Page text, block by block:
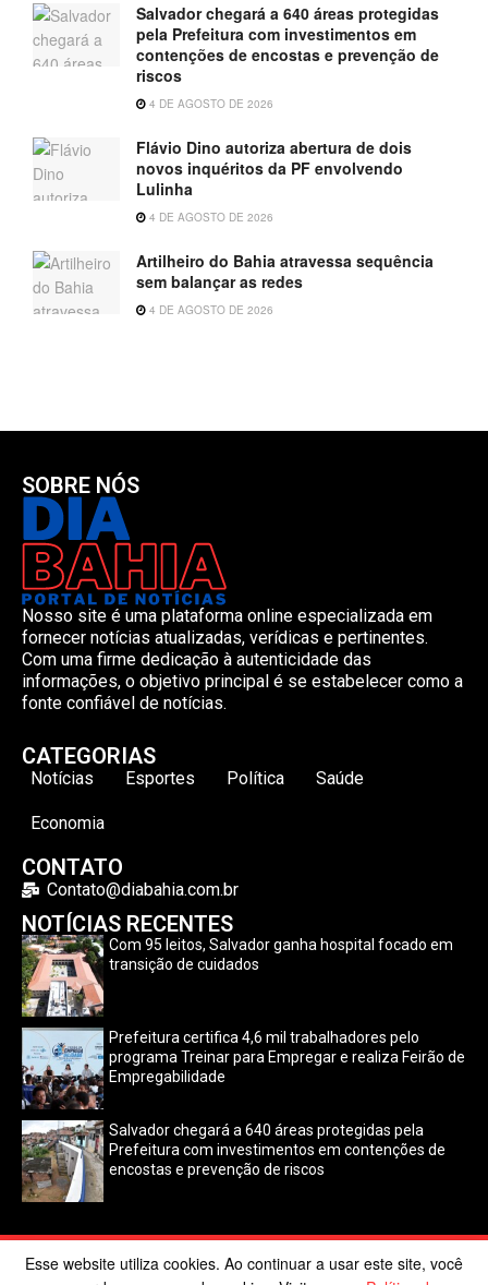
Salvador chegará a 640 áreas protegidas
pela Prefeitura com investimentos em
contenções de encostas e prevenção de
riscos
4 DE AGOSTO DE 2026
Flávio Dino autoriza abertura de dois
novos inquéritos da PF envolvendo
Lulinha
4 DE AGOSTO DE 2026
Artilheiro do Bahia atravessa sequência
sem balançar as redes
4 DE AGOSTO DE 2026
SOBRE NÓS
Nosso site é uma plataforma online especializada em
fornecer notícias atualizadas, verídicas e pertinentes.
Com uma firme dedicação à autenticidade das
informações, o objetivo principal é se estabelecer como a
fonte confiável de notícias.
CATEGORIAS
Notícias Esportes Política Saúde
Economia
CONTATO
Contato@diabahia.com.br
NOTÍCIAS RECENTES
Com 95 leitos, Salvador ganha hospital focado em
transição de cuidados
Prefeitura certifica 4,6 mil trabalhadores pelo
programa Treinar para Empregar e realiza Feirão de
Empregabilidade
Salvador chegará a 640 áreas protegidas pela
Prefeitura com investimentos em contenções de
encostas e prevenção de riscos
©2024 Dia Bahia. Todos os direitos reservados | Desenvolvido
Esse website utiliza cookies. Ao continuar a usar este site, você